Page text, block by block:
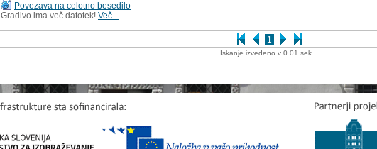
1
Povezava na celotno besedilo
Gradivo ima več datotek! Več...
Iskanje izvedeno v 0.01 sek.